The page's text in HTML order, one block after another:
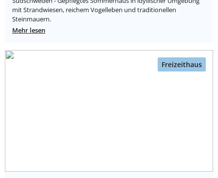
mit Strandwiesen, reichem Vogelleben und traditionellen
Steinmauern.
Mehr lesen
Freizeithaus